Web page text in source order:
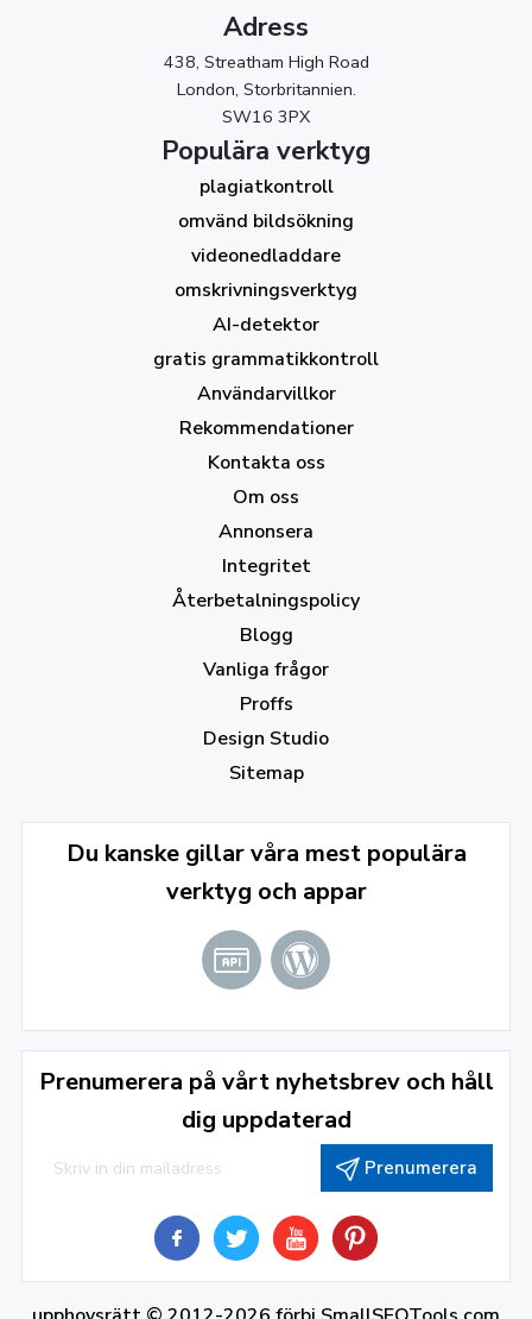
Adress
438, Streatham High Road
London, Storbritannien.
SW16 3PX
Populära verktyg
plagiatkontroll
omvänd bildsökning
videonedladdare
omskrivningsverktyg
AI-detektor
gratis grammatikkontroll
Användarvillkor
Rekommendationer
Kontakta oss
Om oss
Annonsera
Integritet
Återbetalningspolicy
Blogg
Vanliga frågor
Proffs
Design Studio
Sitemap
Du kanske gillar våra mest populära
verktyg och appar
Prenumerera på vårt nyhetsbrev och håll
dig uppdaterad
Prenumerera